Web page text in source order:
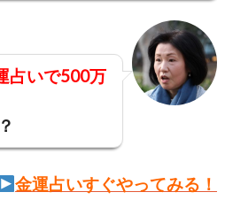
占いで500万
金運占いすぐやってみる！